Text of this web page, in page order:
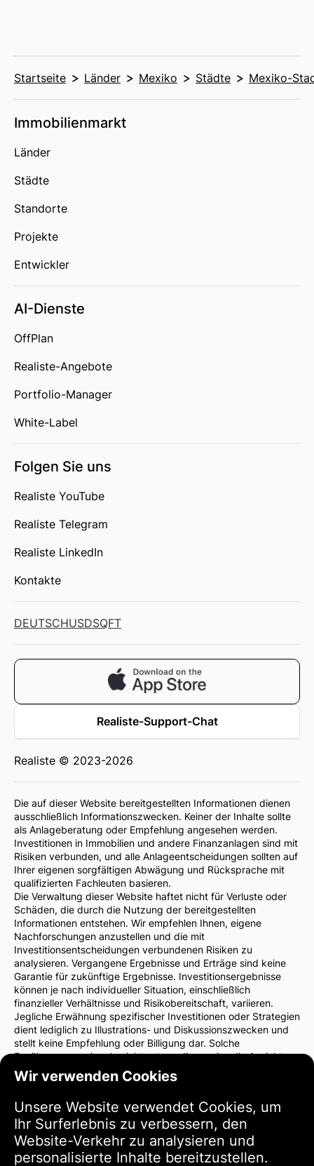
Wir verwenden Cookies
Unsere Website verwendet Cookies, um
Ihr Surferlebnis zu verbessern, den
Website-Verkehr zu analysieren und
personalisierte Inhalte bereitzustellen.
Startseite Länder Mexiko Städte Mexiko-
Immobilienmarkt
Länder
Städte
Standorte
Projekte
Entwickler
AI-Dienste
OffPlan
Realiste-Angebote
Portfolio-Manager
White-Label
Folgen Sie uns
Realiste YouTube
Realiste Telegram
Realiste LinkedIn
Kontakte
DEUTSCHUSDSQFT
Realiste-Support-Chat
Realiste © 2023-2026
Die auf dieser Website bereitgestellten Informationen dienen
ausschließlich Informationszwecken. Keiner der Inhalte sollte
als Anlageberatung oder Empfehlung angesehen werden.
Investitionen in Immobilien und andere Finanzanlagen sind mit
Risiken verbunden, und alle Anlageentscheidungen sollten auf
Ihrer eigenen sorgfältigen Abwägung und Rücksprache mit
qualifizierten Fachleuten basieren.
Die Verwaltung dieser Website haftet nicht für Verluste oder
Schäden, die durch die Nutzung der bereitgestellten
Informationen entstehen. Wir empfehlen Ihnen, eigene
Nachforschungen anzustellen und die mit
Investitionsentscheidungen verbundenen Risiken zu
analysieren. Vergangene Ergebnisse und Erträge sind keine
Garantie für zukünftige Ergebnisse. Investitionsergebnisse
können je nach individueller Situation, einschließlich
finanzieller Verhältnisse und Risikobereitschaft, variieren.
Jegliche Erwähnung spezifischer Investitionen oder Strategien
dient lediglich zu Illustrations- und Diskussionszwecken und
stellt keine Empfehlung oder Billigung dar. Solche
Erwähnungen spiegeln nicht notwendigerweise die Ansichten
der Website-Verwaltung wider.
Wir empfehlen dringend, vor Investitionsentscheidungen einen
allein verantwortlich für Ihre Investitionsentscheidungen und
die damit verbundenen Risiken.
Durch die Nutzung dieser Website stimmen Sie zu, dass die
Verwaltung der Website nicht für direkte oder indirekte
Verluste oder Schäden haftet, die sich aus der Nutzung der